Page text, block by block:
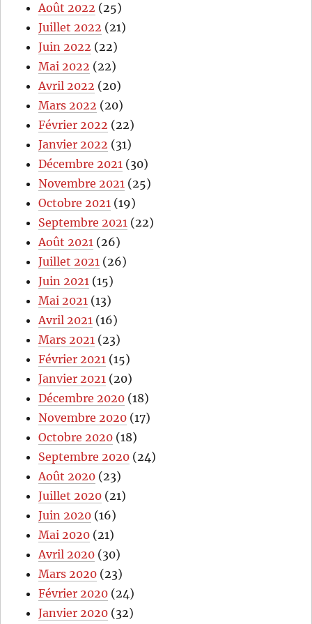
Août 2022 (25)
Juillet 2022 (21)
Juin 2022 (22)
Mai 2022 (22)
Avril 2022 (20)
Mars 2022 (20)
Février 2022 (22)
Janvier 2022 (31)
Décembre 2021 (30)
Novembre 2021 (25)
Octobre 2021 (19)
Septembre 2021 (22)
Août 2021 (26)
Juillet 2021 (26)
Juin 2021 (15)
Mai 2021 (13)
Avril 2021 (16)
Mars 2021 (23)
Février 2021 (15)
Janvier 2021 (20)
Décembre 2020 (18)
Novembre 2020 (17)
Octobre 2020 (18)
Septembre 2020 (24)
Août 2020 (23)
Juillet 2020 (21)
Juin 2020 (16)
Mai 2020 (21)
Avril 2020 (30)
Mars 2020 (23)
Février 2020 (24)
Janvier 2020 (32)